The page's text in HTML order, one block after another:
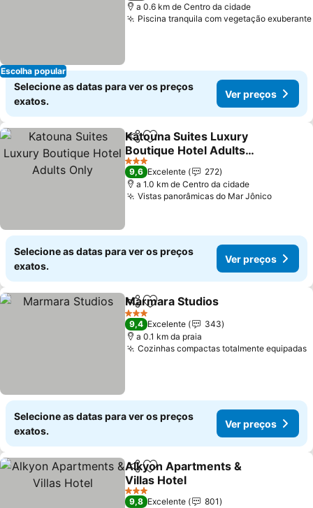
Escolha popular
a 0.6 km de Centro da cidade
Piscina tranquila com vegetação exuberante
Selecione as datas para ver os preços
exatos.
Ver preços
PartilharAdicionar aos favoritos
Katouna Suites Luxury
Boutique Hotel Adults
Only
Ver preços
3 Estrelas
9,6 Excelente
272
a 1.0 km de Centro da cidade
Vistas panorâmicas do Mar JônicoVer
Selecione as datas para ver os preços
exatos.
Ver preços
PartilharAdicionar aos favoritos
Marmara Studios
3 Estrelas
9,4 Excelente
343
a 0.1 km da praia
Cozinhas compactas totalmente equipadas
Selecione as datas para ver os preços
exatos.
Ver preços
PartilharAdicionar aos favoritos
Alkyon Apartments &
Villas Hotel
Ver preços
3 Estrelas
9,8 Excelente
801